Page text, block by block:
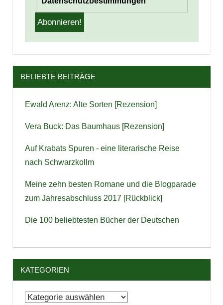
BELIEBTE BEITRÄGE
Ewald Arenz: Alte Sorten [Rezension]
Vera Buck: Das Baumhaus [Rezension]
Auf Krabats Spuren - eine literarische Reise
nach Schwarzkollm
Meine zehn besten Romane und die Blogparade
zum Jahresabschluss 2017 [Rückblick]
Die 100 beliebtesten Bücher der Deutschen
KATEGORIEN
Kategorien